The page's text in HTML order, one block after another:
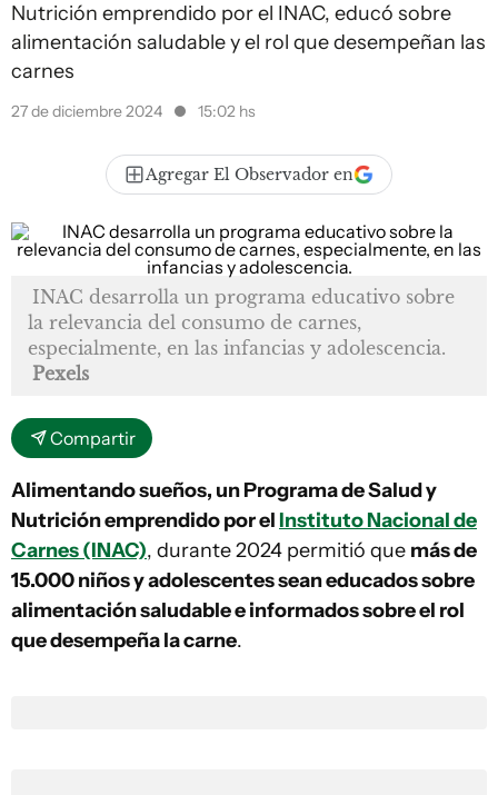
Nutrición emprendido por el INAC, educó sobre
alimentación saludable y el rol que desempeñan las
carnes
27 de diciembre 2024 15:02 hs
Agregar El Observador en
INAC desarrolla un programa educativo sobre
la relevancia del consumo de carnes,
especialmente, en las infancias y adolescencia.
Pexels
Compartir
Alimentando sueños, un Programa de Salud y
Nutrición emprendido por elInstituto Nacional de
Carnes (INAC), durante 2024 permitió que más de
15.000 niños y adolescentes sean educados sobre
alimentación saludable e informados sobre el rol
que desempeña la carne.